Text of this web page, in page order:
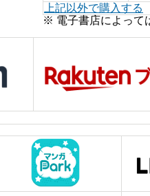
上記以外で購入する
※ 電子書店によって